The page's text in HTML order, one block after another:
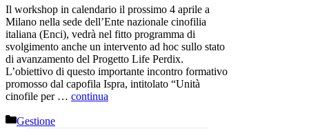
Il workshop in calendario il prossimo 4 aprile a
Milano nella sede dell’Ente nazionale cinofilia
italiana (Enci), vedrà nel fitto programma di
svolgimento anche un intervento ad hoc sullo stato
di avanzamento del Progetto Life Perdix.
L’obiettivo di questo importante incontro formativo
promosso dal capofila Ispra, intitolato “Unità
cinofile per … continua
Categorie
Gestione